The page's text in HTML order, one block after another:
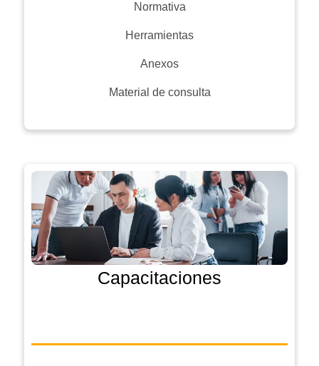
Normativa
Herramientas
Anexos
Material de consulta
Capacitaciones